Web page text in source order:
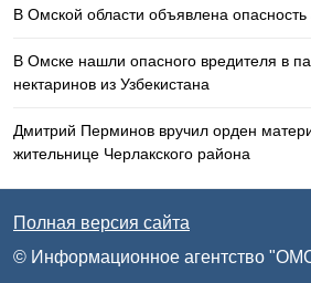
В Омской области объявлена
В Омске нашли опасного вредителя в
нектаринов из Узбекистана
Дмитрий Перминов вручил орден
жительнице Черлакского района
Полная версия сайта
© Информационное агентство